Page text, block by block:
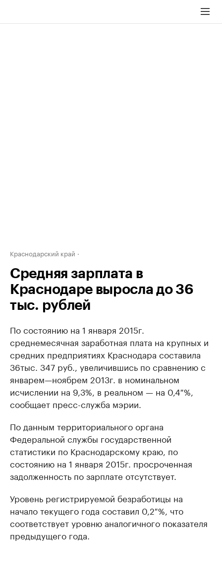
Краснодарский край
Средняя зарплата в
Краснодаре выросла до 36
тыс. рублей
По состоянию на 1 января 2015г.
среднемесячная заработная плата на крупных и
средних предприятиях Краснодара составила
36тыс. 347 руб., увеличившись по сравнению с
январем—ноябрем 2013г. в номинальном
исчислении на 9,3%, в реальном — на 0,4 %,
сообщает пресс-служба мэрии.
По данным территориального органа
Федеральной службы государственной
статистики по Краснодарскому краю, по
состоянию на 1 января 2015г. просроченная
задолженность по зарплате отсутствует.
Уровень регистрируемой безработицы на
начало текущего года составил 0,2 %, что
соответствует уровню аналогичного показателя
предыдущего года.